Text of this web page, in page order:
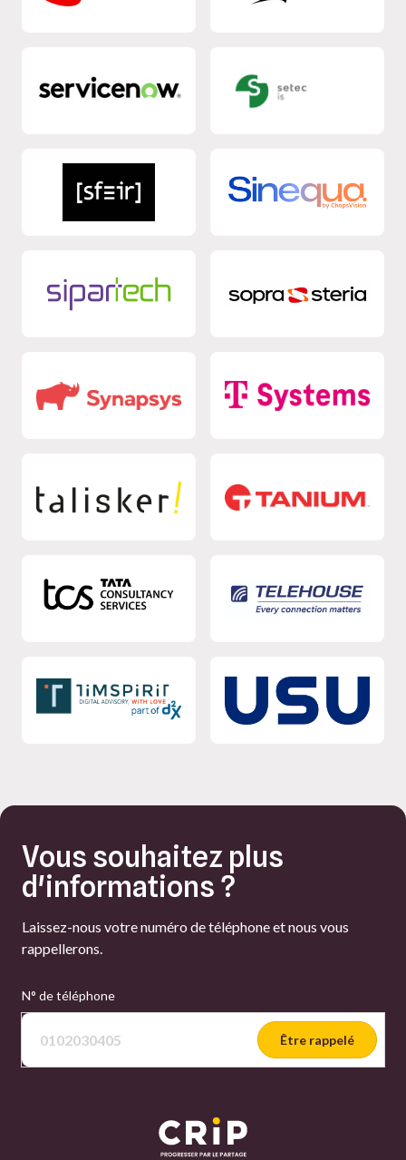
Vous souhaitez plus
d'informations ?
Laissez-nous votre numéro de téléphone et nous vous
rappellerons.
N° de téléphone
Être rappelé